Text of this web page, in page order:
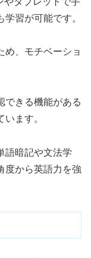
習が可能です。
め、モチベーショ
できる機能がある
ます。
語暗記や文法学
度から英語力を強